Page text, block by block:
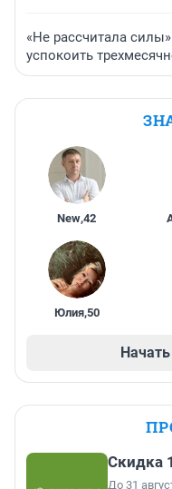
«Не рассчитала
успокоить
New,42
Юлия,50
Скидка
До 31